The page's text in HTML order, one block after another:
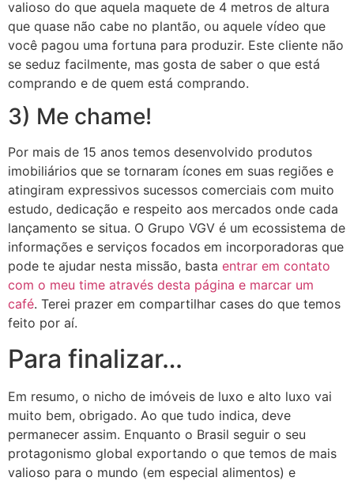
valioso do que aquela maquete de 4 metros de altura
que quase não cabe no plantão, ou aquele vídeo que
você pagou uma fortuna para produzir. Este cliente não
se seduz facilmente, mas gosta de saber o que está
comprando e de quem está comprando.
3) Me chame!
Por mais de 15 anos temos desenvolvido produtos
imobiliários que se tornaram ícones em suas regiões e
atingiram expressivos sucessos comerciais com muito
estudo, dedicação e respeito aos mercados onde cada
lançamento se situa. O Grupo VGV é um ecossistema de
informações e serviços focados em incorporadoras que
pode te ajudar nesta missão, basta entrar em contato
com o meu time através desta página e marcar um
café. Terei prazer em compartilhar cases do que temos
feito por aí.
Para finalizar…
Em resumo, o nicho de imóveis de luxo e alto luxo vai
muito bem, obrigado. Ao que tudo indica, deve
permanecer assim. Enquanto o Brasil seguir o seu
protagonismo global exportando o que temos de mais
valioso para o mundo (em especial alimentos) e